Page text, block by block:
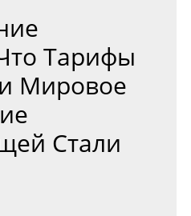
Тарифы
Мировое
Стали